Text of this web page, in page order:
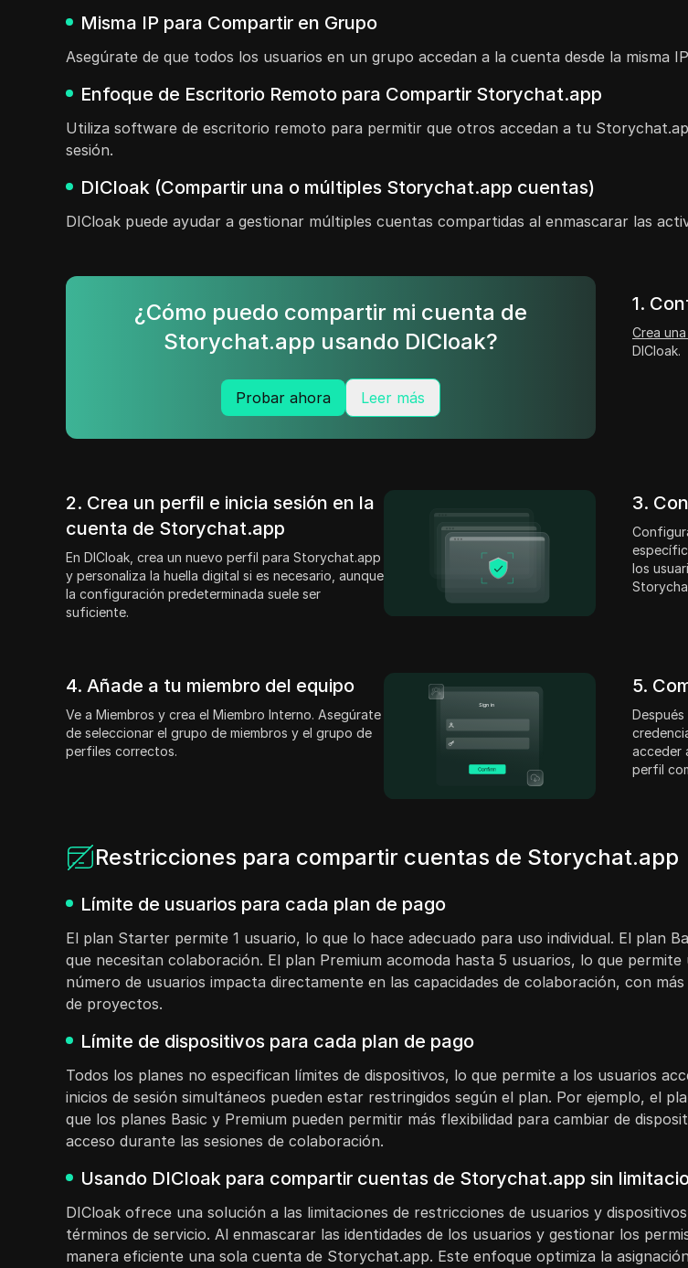
Misma IP para Compartir en Grupo
Asegúrate de que todos los usuarios en un grupo accedan a la cuenta desde la misma
Enfoque de Escritorio Remoto para Compartir Storychat.app
Utiliza software de escritorio remoto para permitir que otros accedan a tu
sesión.
DICloak (Compartir una o múltiples Storychat.app cuentas)
DICloak puede ayudar a gestionar múltiples cuentas compartidas al enmascarar las
¿Cómo puedo compartir mi cuenta de
Storychat.app usando DICloak?
Probar ahora Leer más
1.
Crea
DICloak.
2. Crea un perfil e inicia sesión en la
cuenta de Storychat.app
En DICloak, crea un nuevo perfil para Storychat.app
y personaliza la huella digital si es necesario, aunque
la configuración predeterminada suele ser
suficiente.
3.
los
4. Añade a tu miembro del equipo
Ve a Miembros y crea el Miembro Interno. Asegúrate
de seleccionar el grupo de miembros y el grupo de
perfiles correctos.
5.
acceder
perfil
Restricciones para compartir cuentas de Storychat.app
Límite de usuarios para cada plan de pago
El plan Starter permite 1 usuario, lo que lo hace adecuado para uso individual. El plan
que necesitan colaboración. El plan Premium acomoda hasta 5 usuarios, lo que
número de usuarios impacta directamente en las capacidades de colaboración, con
de proyectos.
Límite de dispositivos para cada plan de pago
Todos los planes no especifican límites de dispositivos, lo que permite a los usuarios
inicios de sesión simultáneos pueden estar restringidos según el plan. Por ejemplo, el
que los planes Basic y Premium pueden permitir más flexibilidad para cambiar de
acceso durante las sesiones de colaboración.
Usando DICloak para compartir cuentas de Storychat.app sin
DICloak ofrece una solución a las limitaciones de restricciones de usuarios y
términos de servicio. Al enmascarar las identidades de los usuarios y gestionar los
manera eficiente una sola cuenta de Storychat.app. Este enfoque optimiza la